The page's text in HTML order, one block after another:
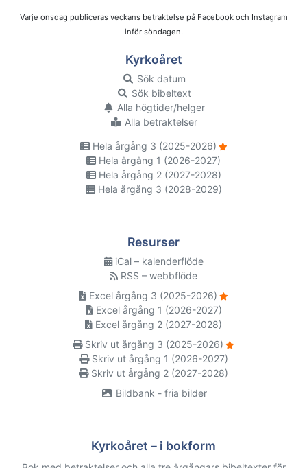
Varje onsdag publiceras veckans betraktelse på Facebook och Instagram
inför söndagen.
Kyrkoåret
Sök datum
Sök bibeltext
Alla högtider/helger
Alla betraktelser
Hela årgång 3 (2025-2026)
Hela årgång 1 (2026-2027)
Hela årgång 2 (2027-2028)
Hela årgång 3 (2028-2029)
Resurser
iCal – kalenderflöde
RSS – webbflöde
Excel årgång 3 (2025-2026)
Excel årgång 1 (2026-2027)
Excel årgång 2 (2027-2028)
Skriv ut årgång 3 (2025-2026)
Skriv ut årgång 1 (2026-2027)
Skriv ut årgång 2 (2027-2028)
Bildbank - fria bilder
Kyrkoåret – i bokform